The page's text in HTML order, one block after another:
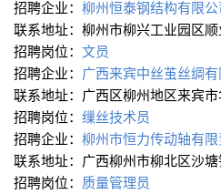
招聘企业： 柳州恒泰钢结构有限公
联系地址：柳州市柳兴工业园区
招聘岗位： 文员
招聘企业： 广西来宾中丝茧丝绸
联系地址：广西区柳州地区来宾
招聘岗位： 缫丝技术员
招聘企业： 柳州市恒力传动轴有
联系地址：广西柳州市柳北区沙
招聘岗位： 质量管理员